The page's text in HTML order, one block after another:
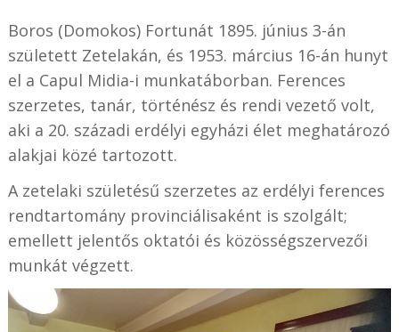
Boros (Domokos)Fortunát 1895. június 3-án
született Zetelakán, és 1953. március 16-án hunyt
el a Capul Midia-i munkatáborban. Ferences
szerzetes, tanár, történész és rendi vezető volt,
aki a 20. századi erdélyi egyházi élet meghatározó
alakjai közé tartozott.
A zetelaki születésű szerzetes az erdélyi ferences
rendtartomány provinciálisaként is szolgált;
emellett jelentős oktatói és közösségszervezői
munkát végzett.